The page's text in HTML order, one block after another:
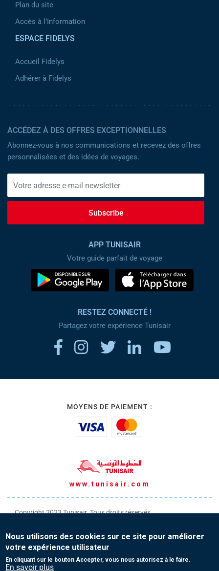
Plan du site
Accès à l’Information
ESPACE FIDELYS
Accueil Fidelys
Adhérer à Fidelys
ACCÉDEZ À DES OFFRES EXCEPTIONNELLES
Abonnez-vous à nos communications et recevez des offres
personnalisées et des idées de voyages.
Subscribe
APP TUNISAIR
Votre guide parfait de voyage
RESTEZ CONNECTÉ !
Partagez votre expérience Tunisair
MOYENS DE PAIEMENT :
www.tunisair.com
Copyright 2023 Tunisair. Tous droits réservés
Conditions générales de Vente
Protection de vos données personnelles
Nous utilisons des cookies sur ce site pour améliorer
votre expérience utilisateur
En cliquant sur le bouton Accepter, vous nous autorisez à le faire.
En savoir plus